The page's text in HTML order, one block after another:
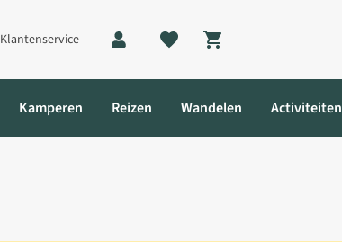
Klantenservice
Shopping cart
Kamperen Reizen Wandelen Activiteiten